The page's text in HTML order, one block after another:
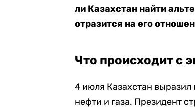
ли Казахстан найти
отразится на его
Что происходит с
4 июля Казахстан выразил
нефти и газа. Президент